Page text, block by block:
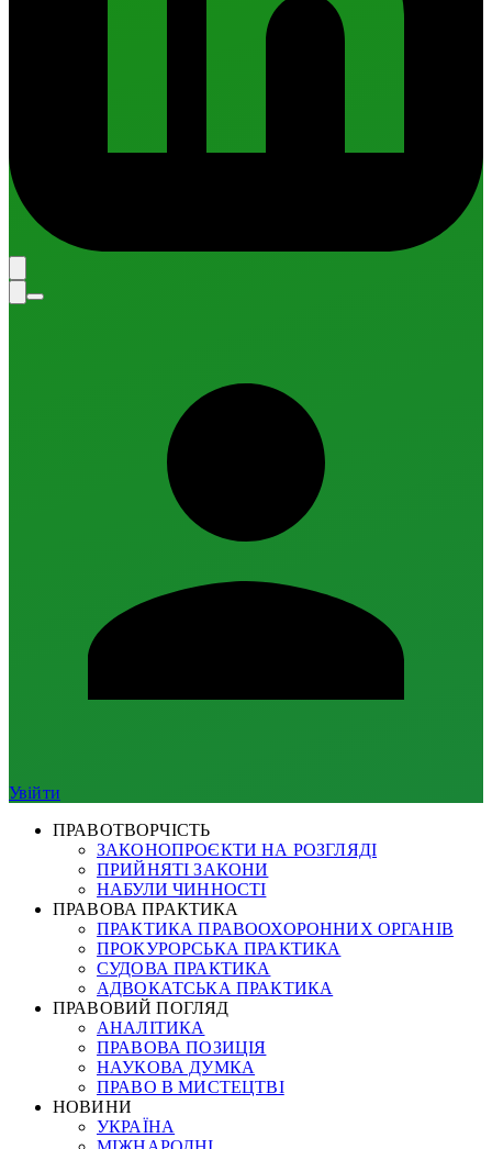
Увійти
ПРАВОТВОРЧІСТЬ
ЗАКОНОПРОЄКТИ НА РОЗГЛЯДІ
ПРИЙНЯТІ ЗАКОНИ
НАБУЛИ ЧИННОСТІ
ПРАВОВА ПРАКТИКА
ПРАКТИКА ПРАВООХОРОННИХ ОРГАНІВ
ПРОКУРОРСЬКА ПРАКТИКА
СУДОВА ПРАКТИКА
АДВОКАТСЬКА ПРАКТИКА
ПРАВОВИЙ ПОГЛЯД
АНАЛІТИКА
ПРАВОВА ПОЗИЦІЯ
НАУКОВА ДУМКА
ПРАВО В МИСТЕЦТВІ
НОВИНИ
УКРАЇНА